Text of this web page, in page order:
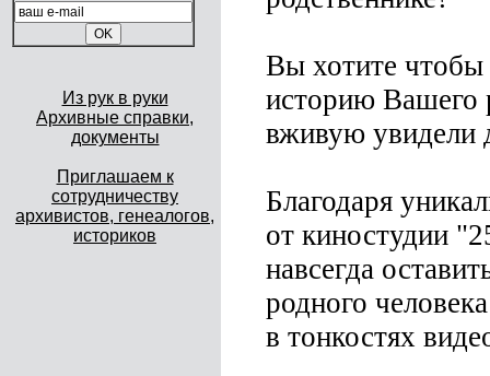
Из рук в руки
Архивные справки,
документы
Приглашаем к
сотрудничеству
архивистов, генеалогов,
историков
Вы хотите чтобы
историю Вашего
вживую увидели
Благодаря
от киностудии
навсегда
родного
в тонкостях